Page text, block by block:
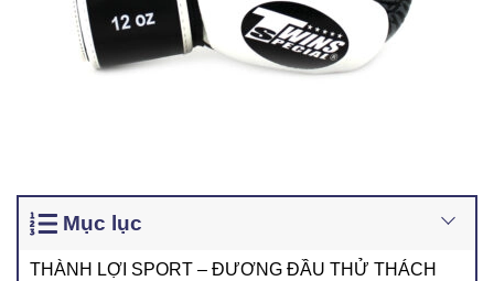
Mục lục
THÀNH LỢI SPORT – ĐƯƠNG ĐẦU THỬ THÁCH